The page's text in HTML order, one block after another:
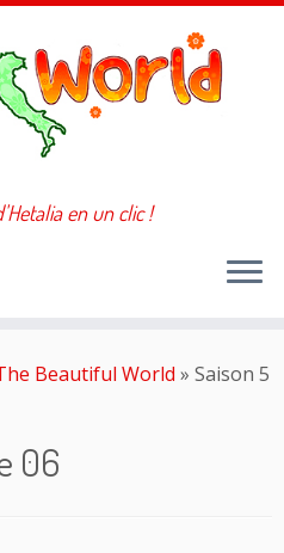
en un clic !
Beautiful World » Saison 5
06